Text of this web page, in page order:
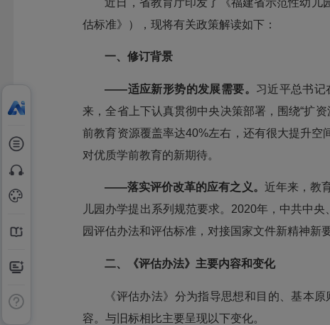
估标准》），现将有关政策解读如下：
一、修订背景
——适应新形势的发展需要。 习近平总书记
来，全省上下认真贯彻中央决策部署，围绕“扩
前教育资源覆盖率达40%左右，还有很大提升
对优质学前教育的新期待。
——落实评价改革的应有之义。 近年来，教
儿园办学提出系列规范要求。2020年，中共中
园评估办法和评估标准，对接国家文件新精神新
二、《评估办法》主要内容和变化
《评估办法》分为指导思想和目的、基本
容。与旧标相比主要呈现以下变化。